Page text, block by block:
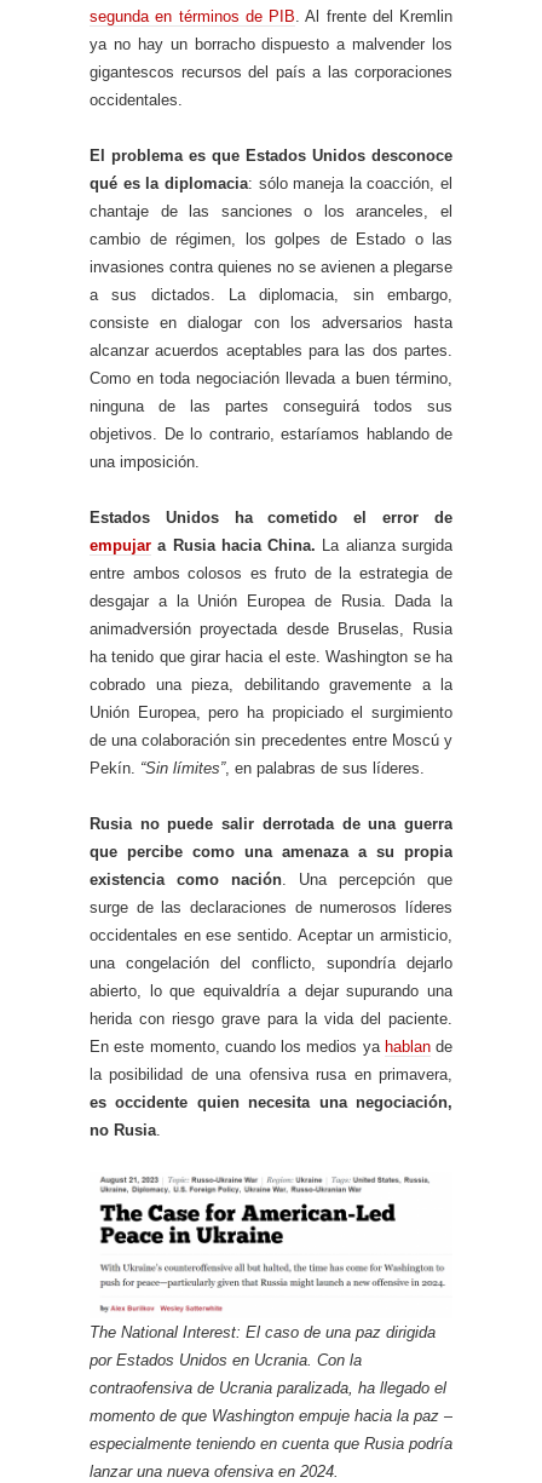
segunda en términos de PIB. Al frente del Kremlin
ya no hay un borracho dispuesto a malvender los
gigantescos recursos del país a las corporaciones
occidentales.
El problema es que Estados Unidos desconoce
qué es la diplomacia: sólo maneja la coacción, el
chantaje de las sanciones o los aranceles, el
cambio de régimen, los golpes de Estado o las
invasiones contra quienes no se avienen a plegarse
a sus dictados. La diplomacia, sin embargo,
consiste en dialogar con los adversarios hasta
alcanzar acuerdos aceptables para las dos partes.
Como en toda negociación llevada a buen término,
ninguna de las partes conseguirá todos sus
objetivos. De lo contrario, estaríamos hablando de
una imposición.
Estados Unidos ha cometido el error de
empujar a Rusia hacia China. La alianza surgida
entre ambos colosos es fruto de la estrategia de
desgajar a la Unión Europea de Rusia. Dada la
animadversión proyectada desde Bruselas, Rusia
ha tenido que girar hacia el este. Washington se ha
cobrado una pieza, debilitando gravemente a la
Unión Europea, pero ha propiciado el surgimiento
de una colaboración sin precedentes entre Moscú y
Pekín. “Sin límites”, en palabras de sus líderes.
Rusia no puede salir derrotada de una guerra
que percibe como una amenaza a su propia
existencia como nación. Una percepción que
surge de las declaraciones de numerosos líderes
occidentales en ese sentido. Aceptar un armisticio,
una congelación del conflicto, supondría dejarlo
abierto, lo que equivaldría a dejar supurando una
herida con riesgo grave para la vida del paciente.
En este momento, cuando los medios ya hablande
la posibilidad de una ofensiva rusa en primavera,
es occidente quien necesita una negociación,
no Rusia.
The National Interest: El caso de una paz dirigida
por Estados Unidos en Ucrania. Con la
contraofensiva de Ucrania paralizada, ha llegado el
momento de que Washington empuje hacia la paz –
especialmente teniendo en cuenta que Rusia podría
lanzar una nueva ofensiva en 2024.